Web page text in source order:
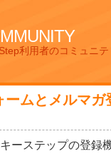
利用者のコミュニ
ームとメルマガ
ーステップの登録